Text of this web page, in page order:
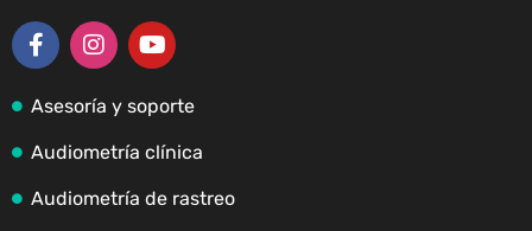
Asesoría y soporte
Audiometría clínica
Audiometría de rastreo